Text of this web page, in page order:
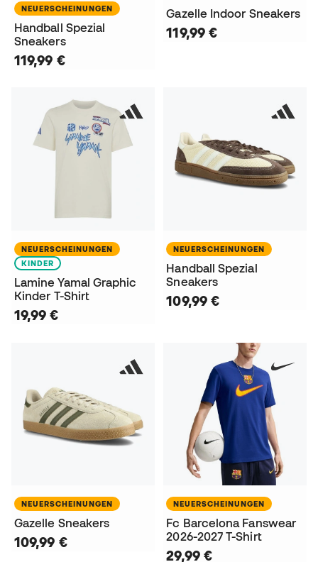
NEUERSCHEINUNGEN
Handball Spezial
Sneakers
119,99 €
Gazelle Indoor Sneakers
119,99 €
NEUERSCHEINUNGEN
KINDER
Lamine Yamal Graphic
Kinder T-Shirt
19,99 €
NEUERSCHEINUNGEN
Handball Spezial
Sneakers
109,99 €
NEUERSCHEINUNGEN
Gazelle Sneakers
109,99 €
NEUERSCHEINUNGEN
Fc Barcelona Fanswear
2026-2027 T-Shirt
29,99 €